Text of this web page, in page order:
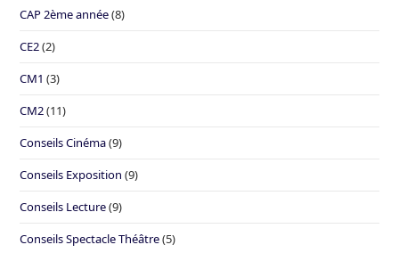
CAP 2ème année(8)
CE2(2)
CM1 (3)
CM2(11)
Conseils Cinéma(9)
Conseils Exposition (9)
Conseils Lecture(9)
Conseils Spectacle Théâtre(5)